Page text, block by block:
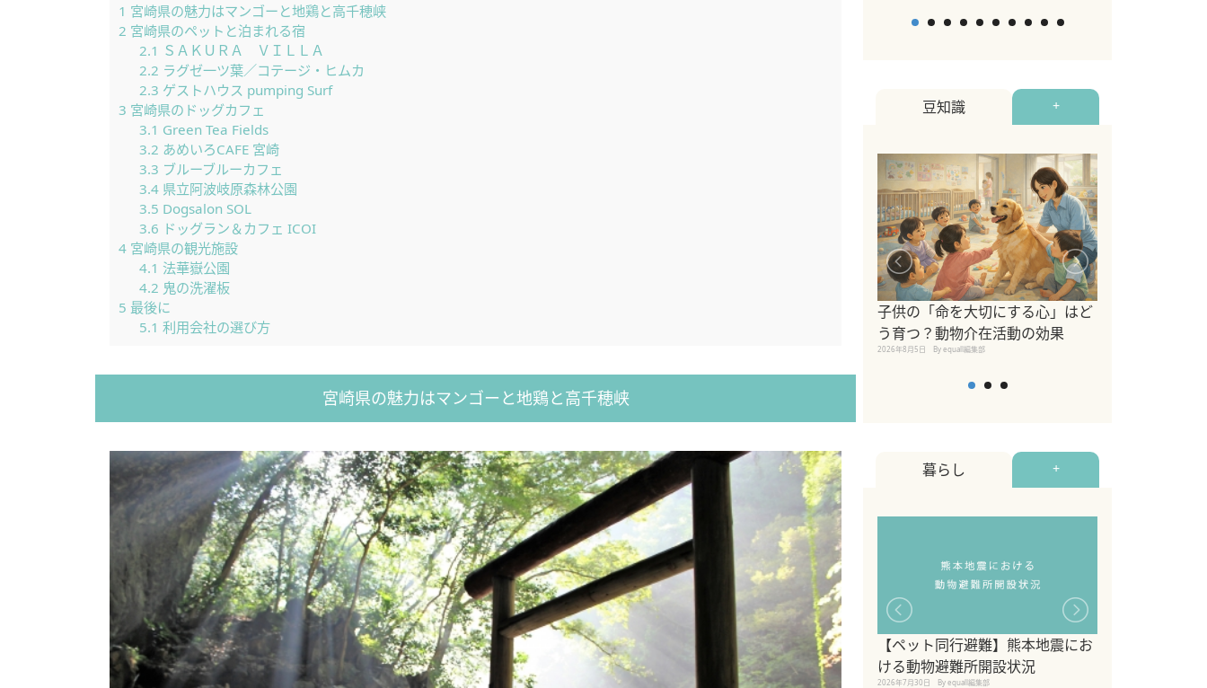
1 宮崎県の魅力はマンゴーと地鶏と高千穂峡
2 宮崎県のペットと泊まれる宿
2.1 ＳＡＫＵＲＡ ＶＩＬＬＡ
2.2 ラグゼ一ツ葉／コテージ・ヒムカ
2.3 ゲストハウス pumping Surf
3 宮崎県のドッグカフェ
3.1 Green Tea Fields
3.2 あめいろCAFE 宮崎
3.3 ブルーブルーカフェ
3.4県立阿波岐原森林公園
3.5 Dogsalon SOL
3.6 ドッグラン＆カフェ ICOI
4 宮崎県の観光施設
4.1 法華嶽公園
4.2 鬼の洗濯板
5 最後に
5.1 利用会社の選び方
宮崎県の魅力はマンゴーと地鶏と高千穂峡
豆知識 +
子供の「命を大切にする心」はど
う育つ？動物介在活動の効果
2026年8月5日 By equall編集部
暮らし +
【ペット同行避難】熊本地震にお
ける動物避難所開設状況
2026年7月30日 By equall編集部